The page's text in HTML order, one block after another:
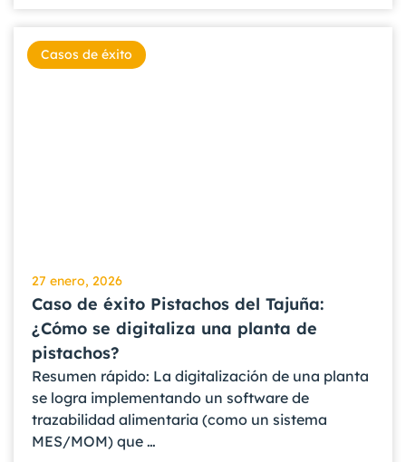
Casos de éxito
27 enero, 2026
Caso de éxito Pistachos del Tajuña:
¿Cómo se digitaliza una planta de
pistachos?
Resumen rápido: La digitalización de una planta
se logra implementando un software de
trazabilidad alimentaria (como un sistema
MES/MOM) que …